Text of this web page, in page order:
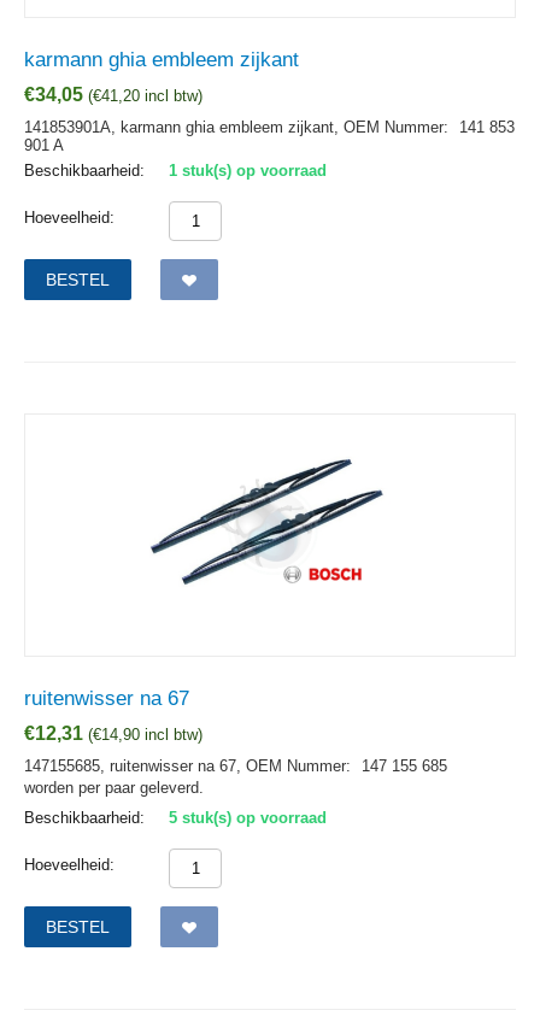
karmann ghia embleem zijkant
€34,05 (€41,20 incl btw)
141853901A, karmann ghia embleem zijkant, OEM Nummer:
141 853
901 A
Beschikbaarheid:
1 stuk(s) op voorraad
Hoeveelheid:
BESTEL
ruitenwisser na 67
€12,31 (€14,90 incl btw)
147155685, ruitenwisser na 67, OEM Nummer:
147 155 685
worden per paar geleverd.
Beschikbaarheid:
5 stuk(s) op voorraad
Hoeveelheid:
BESTEL